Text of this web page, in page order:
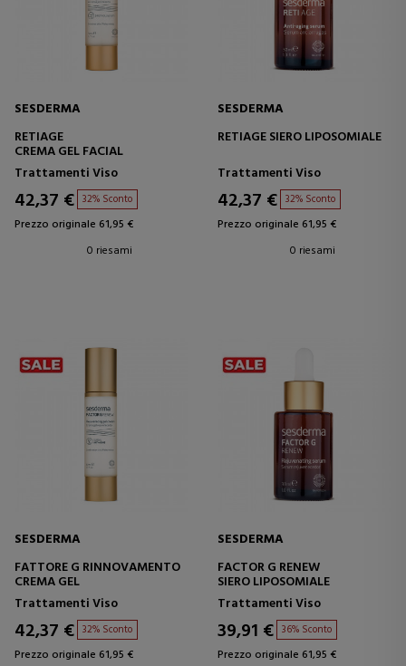
SESDERMA
RETIAGE
CREMA GEL FACIAL
Trattamenti Viso
42,37 € 32% Sconto
Prezzo originale 61,95 €
0 riesami
SESDERMA
RETIAGE SIERO LIPOSOMIALE
Trattamenti Viso
42,37 € 32% Sconto
Prezzo originale 61,95 €
0 riesami
SESDERMA
FATTORE G RINNOVAMENTO
CREMA GEL
Trattamenti Viso
42,37 € 32% Sconto
Prezzo originale 61,95 €
SESDERMA
FACTOR G RENEW
SIERO LIPOSOMIALE
Trattamenti Viso
39,91 € 36% Sconto
Prezzo originale 61,95 €